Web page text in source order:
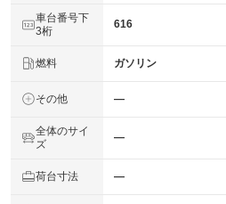
車台番号下
3桁
616
燃料 ガソリン
その他 ―
全体のサイ
ズ
―
荷台寸法 ―